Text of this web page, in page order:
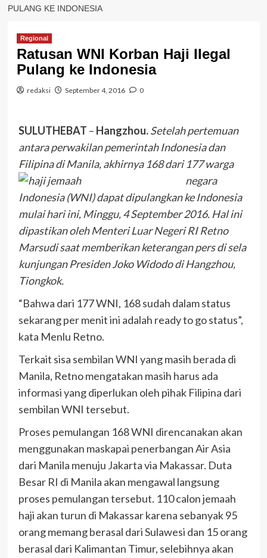
PULANG KE INDONESIA
Regional
Ratusan WNI Korban Haji Ilegal
Pulang ke Indonesia
redaksi September 4, 2016 0
SULUTHEBAT – Hangzhou. Setelah pertemuan
antara perwakilan pemerintah Indonesia dan
Filipina di Manila, akhirnya 168 dari 177 warga
negara
Indonesia (WNI) dapat dipulangkan ke Indonesia
mulai hari ini, Minggu, 4 September 2016. Hal ini
dipastikan oleh Menteri Luar Negeri RI Retno
Marsudi saat memberikan keterangan pers di sela
kunjungan Presiden Joko Widodo di Hangzhou,
Tiongkok.
“Bahwa dari 177 WNI, 168 sudah dalam status
sekarang per menit ini adalah ready to go status”,
kata Menlu Retno.
Terkait sisa sembilan WNI yang masih berada di
Manila, Retno mengatakan masih harus ada
informasi yang diperlukan oleh pihak Filipina dari
sembilan WNI tersebut.
Proses pemulangan 168 WNI direncanakan akan
menggunakan maskapai penerbangan Air Asia
dari Manila menuju Jakarta via Makassar. Duta
Besar RI di Manila akan mengawal langsung
proses pemulangan tersebut. 110 calon jemaah
haji akan turun di Makassar karena sebanyak 95
orang memang berasal dari Sulawesi dan 15 orang
berasal dari Kalimantan Timur, selebihnya akan